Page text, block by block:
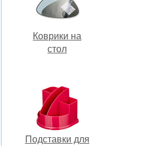
Коврики на
стол
Подставки для